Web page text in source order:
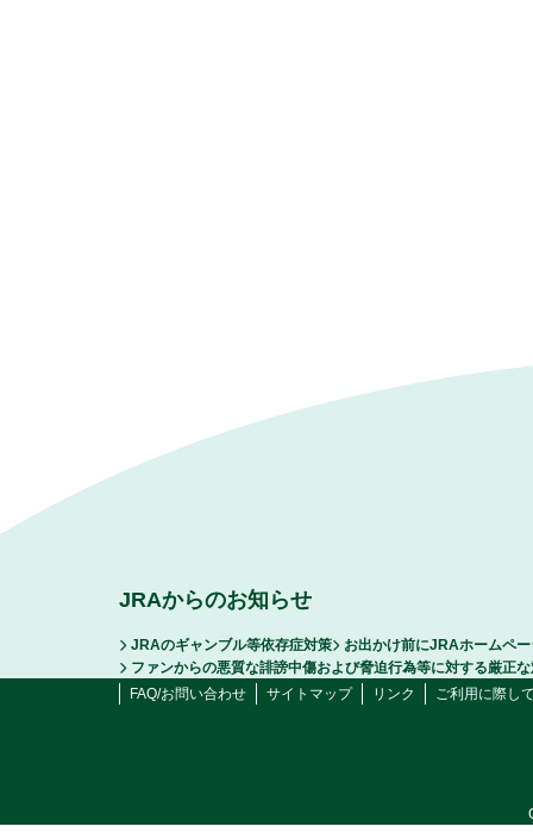
JRAからのお知らせ
JRAのギャンブル等依存症対策
お出かけ前にJRAホームペ
ファンからの悪質な誹謗中傷および脅迫行為等に対する厳正
FAQ/お問い合わせ
サイトマップ リンク ご利用に際し